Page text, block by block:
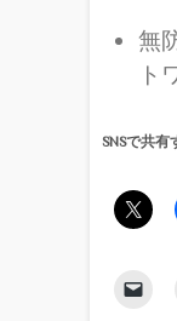
無
ト
SNSで共有